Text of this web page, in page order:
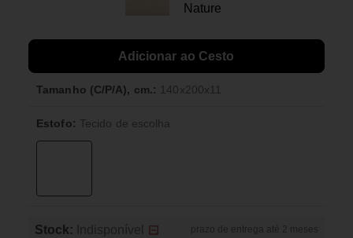
Tamanho (C/P/A), cm.: 140x200x11
Estofo: Tecido de escolha
Stock: Indisponível prazo de entrega até 2 meses
Adicionar ao Cesto